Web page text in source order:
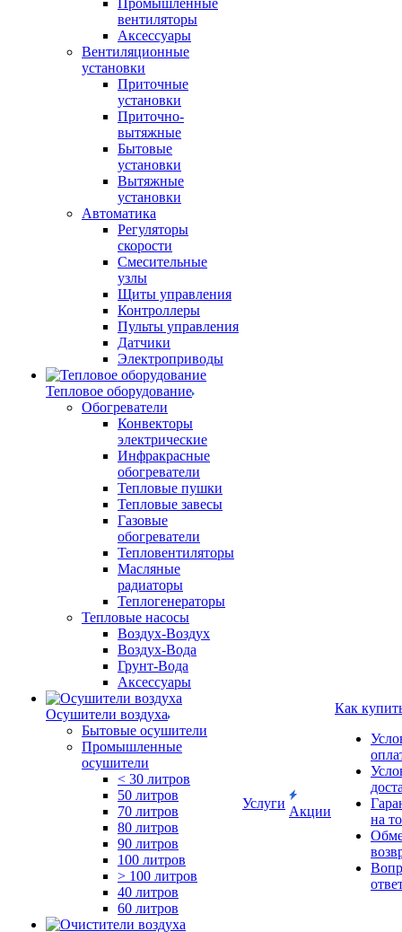
Промышленные
вентиляторы
Аксессуары
Вентиляционные
установки
Приточные
установки
Приточно-
вытяжные
Бытовые
установки
Вытяжные
установки
Автоматика
Регуляторы
скорости
Смесительные
узлы
Щиты управления
Контроллеры
Пульты управления
Датчики
Электроприводы
Тепловое оборудование
Обогреватели
Конвекторы
электрические
Инфракрасные
обогреватели
Тепловые пушки
Тепловые завесы
Газовые
обогреватели
Тепловентиляторы
Масляные
радиаторы
Теплогенераторы
Тепловые насосы
Воздух-Воздух
Воздух-Вода
Грунт-Вода
Аксессуары
Осушители воздуха
Бытовые осушители
Промышленные
осушители
< 30 литров
50 литров
70 литров
80 литров
90 литров
100 литров
> 100 литров
40 литров
60 литров
Услуги
Акции
Как
на